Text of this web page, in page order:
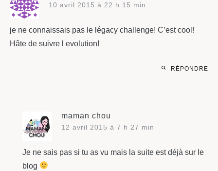
10 avril 2015 à 22 h 15 min
je ne connaissais pas le légacy challenge! C’est cool!
Hâte de suivre l evolution!
RÉPONDRE
maman chou
12 avril 2015 à 7 h 27 min
Je ne sais pas si tu as vu mais la suite est déjà sur le
blog